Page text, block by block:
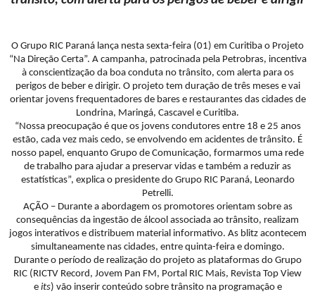
O Grupo RIC Paraná lança nesta sexta-feira (01) em Curitiba o Projeto
“Na Direção Certa”. A campanha, patrocinada pela Petrobras, incentiva
à conscientização da boa conduta no trânsito, com alerta para os
perigos de beber e dirigir. O projeto tem duração de três meses e vai
orientar jovens frequentadores de bares e restaurantes das cidades de
Londrina, Maringá, Cascavel e Curitiba.
“Nossa preocupação é que os jovens condutores entre 18 e 25 anos
estão, cada vez mais cedo, se envolvendo em acidentes de trânsito. É
nosso papel, enquanto Grupo de Comunicação, formarmos uma rede
de trabalho para ajudar a preservar vidas e também a reduzir as
estatísticas”, explica o presidente do Grupo RIC Paraná, Leonardo
Petrelli.
AÇÃO – Durante a abordagem os promotores orientam sobre as
consequências da ingestão de álcool associada ao trânsito, realizam
jogos interativos e distribuem material informativo. As blitz acontecem
simultaneamente nas cidades, entre quinta-feira e domingo.
Durante o período de realização do projeto as plataformas do Grupo
RIC (RICTV Record, Jovem Pan FM, Portal RIC Mais, Revista Top View
e its) vão inserir conteúdo sobre trânsito na programação e